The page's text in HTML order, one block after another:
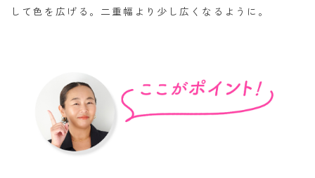
して色を広げる。二重幅より少し広くなるように。